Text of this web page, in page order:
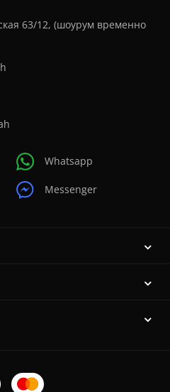
63/12, (шоурум временно
Whatsapp
Messenger